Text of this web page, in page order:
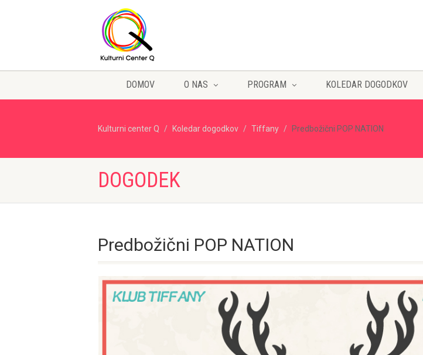
DOMOV O NAS PROGRAM KOLEDAR DOGODKOV
Kulturni center Q Koledar dogodkov Tiffany Predbožični POP NATION
DOGODEK
Predbožični POP NATION